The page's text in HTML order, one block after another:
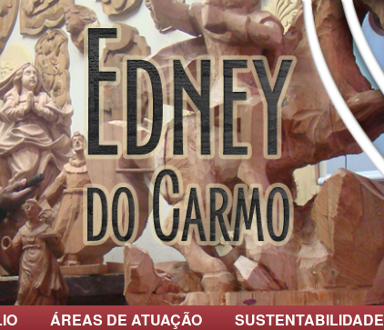
ÁREAS DE ATUAÇÃO SUSTENTABILIDADE